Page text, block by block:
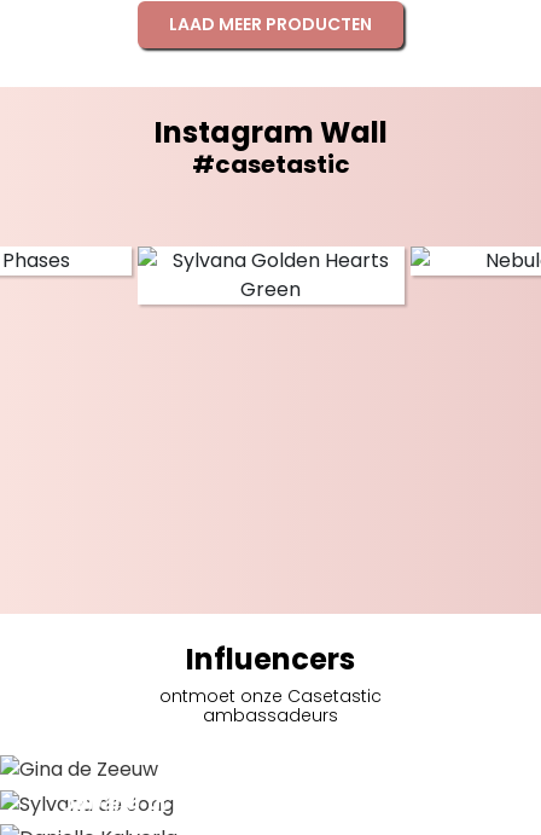
LAAD MEER PRODUCTEN
Instagram Wall
#casetastic
Influencers
ontmoet onze Casetastic
ambassadeurs
Sylvana de Jong